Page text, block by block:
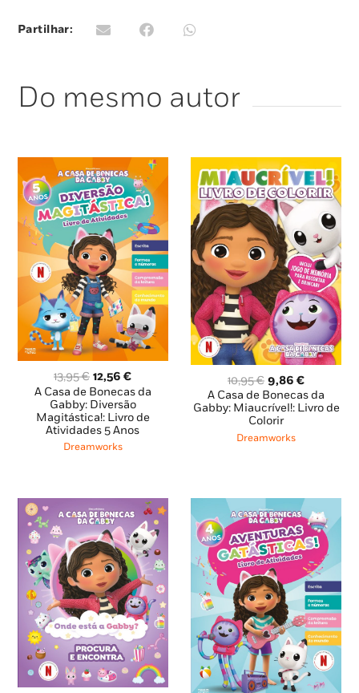
Partilhar:
Do mesmo autor
13,95€ O
preço
original
era:
13,95 €.
12,56€O
preço
atual
é:
12,56 €.
A Casa de Bonecas da
Gabby: Diversão
Magitástica!: Livro de
Atividades 5 Anos
Dreamworks
10,95€ O
preço
original
era:
10,95 €.
9,86€O
preço
atual
A Casa de Bonecas da
Gabby: Miaucrível!: Livro de
Colorir
Dreamworks